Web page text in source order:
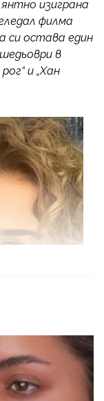
изиграна
филма
си остава един
в
и „Хан